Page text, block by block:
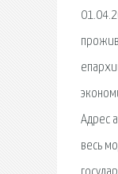
Адрес
весь